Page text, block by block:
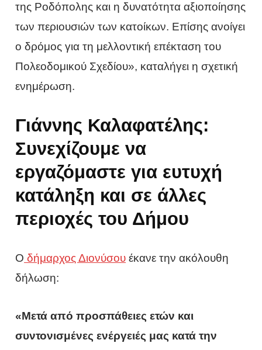
της Ροδόπολης και η δυνατότητα αξιοποίησης
των περιουσιών των κατοίκων. Επίσης ανοίγει
ο δρόμος για τη μελλοντική επέκταση του
Πολεοδομικού Σχεδίου», καταλήγει η σχετική
ενημέρωση.
Γιάννης Καλαφατέλης:
Συνεχίζουμε να
εργαζόμαστε για ευτυχή
κατάληξη και σε άλλες
περιοχές του Δήμου
Ο δήμαρχος Διονύσου έκανε την ακόλουθη
δήλωση:
«Μετά από προσπάθειες ετών και
συντονισμένες ενέργειές μας κατά την